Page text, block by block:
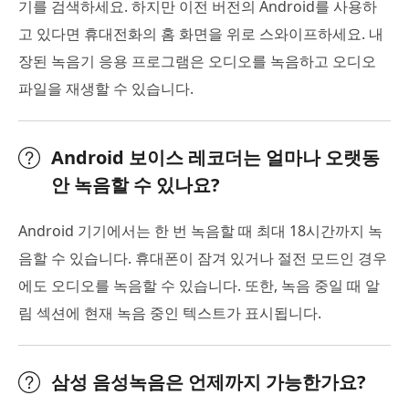
기를 검색하세요. 하지만 이전 버전의 Android를 사용하
고 있다면 휴대전화의 홈 화면을 위로 스와이프하세요. 내
장된 녹음기 응용 프로그램은 오디오를 녹음하고 오디오
파일을 재생할 수 있습니다.
Android 보이스 레코더는 얼마나 오랫동
안 녹음할 수 있나요?
Android 기기에서는 한 번 녹음할 때 최대 18시간까지 녹
음할 수 있습니다. 휴대폰이 잠겨 있거나 절전 모드인 경우
에도 오디오를 녹음할 수 있습니다. 또한, 녹음 중일 때 알
림 섹션에 현재 녹음 중인 텍스트가 표시됩니다.
삼성 음성녹음은 언제까지 가능한가요?